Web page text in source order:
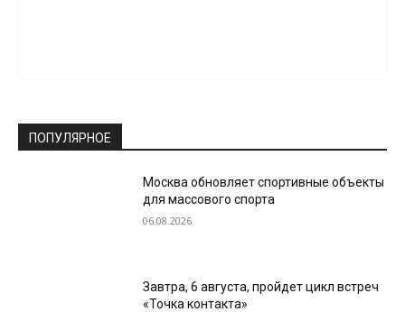
ПОПУЛЯРНОЕ
Москва обновляет спортивные объекты
для массового спорта
06.08.2026
Завтра, 6 августа, пройдет цикл встреч
«Точка контакта»